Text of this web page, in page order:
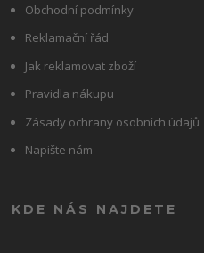
Obchodní podmínky
Reklamační řád
Jak reklamovat zboží
Pravidla nákupu
Zásady ochrany osobních údajů
Napište nám
KDE NÁS NAJDETE